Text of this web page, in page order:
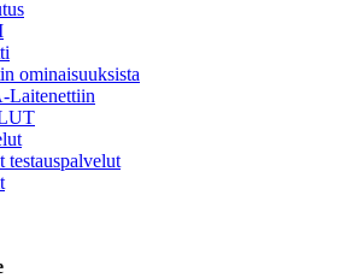
ominaisuuksista
Laitenettiin
testauspalvelut